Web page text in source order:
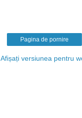
Pagina de pornire
Afișați versiunea pentru